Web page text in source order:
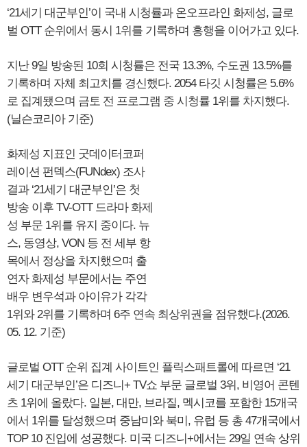
‘21세기 대군부인’이 국내 시청률과 온오프라인 화제성, 글로
벌 OTT 순위에서 동시 1위를 기록하며 흥행을 이어가고 있다.
지난 9일 방송된 10회 시청률은 전국 13.3%, 수도권 13.5%를
기록하며 자체 최고치를 경신했다. 2054 타깃 시청률은 5.6%
로 집계됐으며 금토 전 프로그램 중 시청률 1위를 차지했다.
(닐슨코리아 기준)
화제성 지표인 굿데이터코퍼
레이션 펀덱스(FUNdex) 조사
결과 ‘21세기 대군부인’은 첫
방송 이후 TV-OTT 드라마 화제
성 부문 1위를 유지 중이다. 뉴
스, 동영상, VON 등 전 세부 항
목에서 정상을 차지했으며 출
연자 화제성 부문에서는 주연
배우 변우석과 아이유가 각각
1위와 2위를 기록하며 6주 연속 최상위권을 점유했다.(2026.
05. 12. 기준)
글로벌 OTT 순위 집계 사이트인 플릭스패트롤에 따르면 ‘21
세기 대군부인’은 디즈니+ TV쇼 부문 글로벌 3위, 비영어 콘텐
츠 1위에 올랐다. 일본, 대만, 브라질, 멕시코를 포함한 15개국
에서 1위를 달성했으며 중남미와 북미, 유럽 등 총 47개국에서
TOP 10 진입에 성공했다. 미국 디즈니+에서는 29일 연속 상위